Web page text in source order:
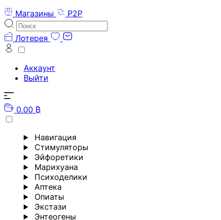
Магазины
P2P
Лотерея
Аккаунт
Выйти
0.00 ₿
Навигация
Стимуляторы
Эйфоретики
Марихуана
Психоделики
Аптека
Опиаты
Экстази
Энтеогены